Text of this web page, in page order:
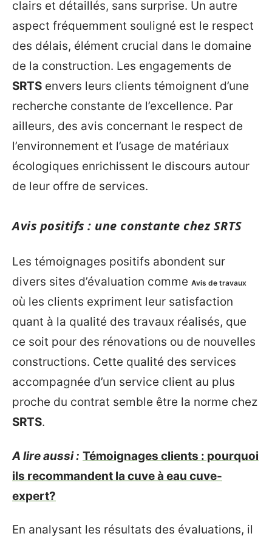
clairs et détaillés, sans surprise. Un autre
aspect fréquemment souligné est le respect
des délais, élément crucial dans le domaine
de la construction. Les engagements de
SRTS envers leurs clients témoignent d’une
recherche constante de l’excellence. Par
ailleurs, des avis concernant le respect de
l’environnement et l’usage de matériaux
écologiques enrichissent le discours autour
de leur offre de services.
Avis positifs : une constante chez SRTS
Les témoignages positifs abondent sur
divers sites d’évaluation comme Avis de travaux
où les clients expriment leur satisfaction
quant à la qualité des travaux réalisés, que
ce soit pour des rénovations ou de nouvelles
constructions. Cette qualité des services
accompagnée d’un service client au plus
proche du contrat semble être la norme chez
SRTS.
A lire aussi : Témoignages clients : pourquoi
ils recommandent la cuve à eau cuve-
expert?
En analysant les résultats des évaluations, il